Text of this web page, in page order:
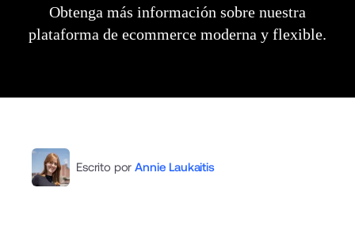
Obtenga más información sobre nuestra
plataforma de ecommerce moderna y flexible.
Escrito por Annie Laukaitis